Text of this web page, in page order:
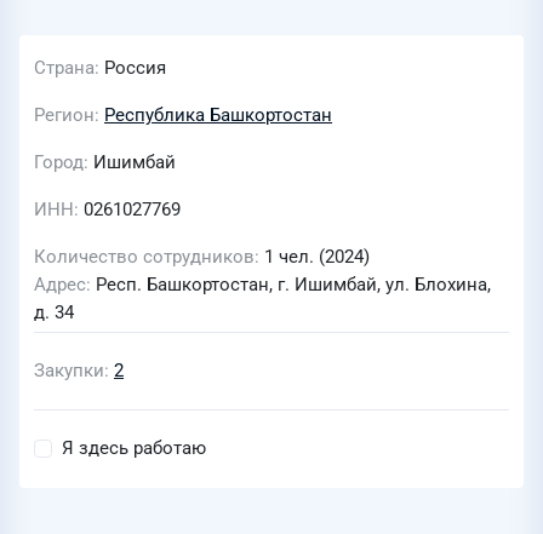
Страна Россия
Регион Республика Башкортостан
Город Ишимбай
ИНН 0261027769
Количество сотрудников 1 чел. (2024)
Адрес Респ. Башкортостан, г. Ишимбай, ул. Блохина,
д. 34
Закупки 2
Я здесь работаю